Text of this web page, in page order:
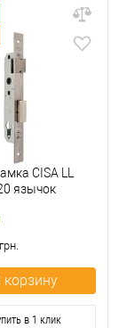
CISA LL
язычок
сталь
грн.
корзину
в 1 клик